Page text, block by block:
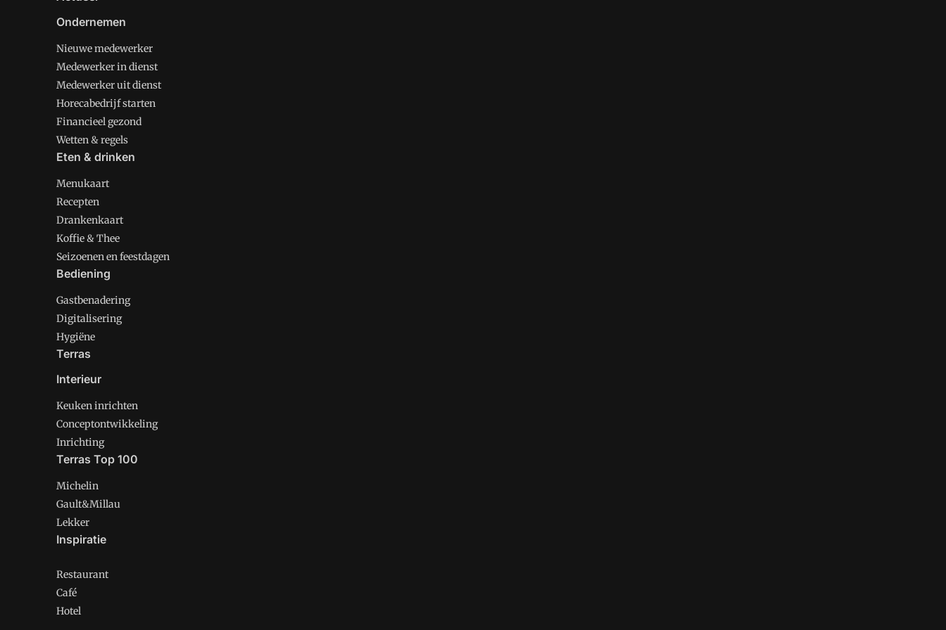
Ondernemen
Nieuwe medewerker
Medewerker in dienst
Medewerker uit dienst
Horecabedrijf starten
Financieel gezond
Wetten & regels
Eten & drinken
Menukaart
Recepten
Drankenkaart
Koffie & Thee
Seizoenen en feestdagen
Bediening
Gastbenadering
Digitalisering
Hygiëne
Terras
Interieur
Keuken inrichten
Conceptontwikkeling
Inrichting
Terras Top 100
Michelin
Gault&Millau
Lekker
Inspiratie
Restaurant
Café
Hotel